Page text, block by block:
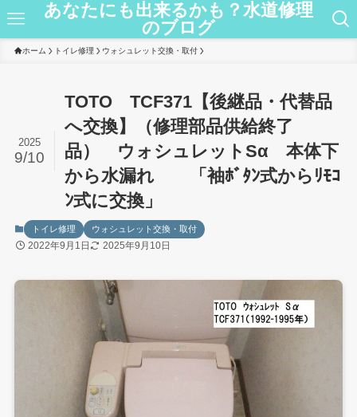
あなたにも出来るかも？水道修理
のブログ
ホーム トイレ修理 ウォシュレット交換・取付
TOTO TCF371【後継品・代替品
へ交換】（修理部品供給終了
品） ウォシュレットSα 本体下
から水漏れ 「袖ﾎﾞﾀﾝ式からﾘﾓｺ
ﾝ式に交換」
2025
9/10
トイレ修理 ウォシュレット交換・取付
2022年9月1日 2025年9月10日